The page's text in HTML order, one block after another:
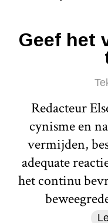
Geef het
Redacteur
cynisme en
vermijden,
adequate
het continu